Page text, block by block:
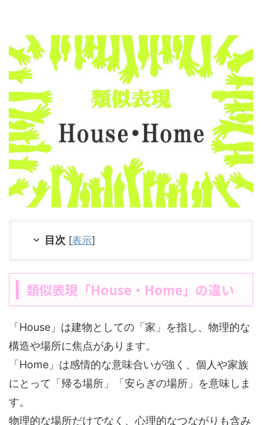
目次 [表示]
類似表現「House・Home」の違い
「House」は建物としての「家」を指し、物理的な
構造や場所に焦点があります。
「Home」は感情的な意味合いが強く、個人や家族
にとって「帰る場所」「安らぎの場所」を意味しま
す。
物理的な場所だけでなく、心理的なつながりも含み